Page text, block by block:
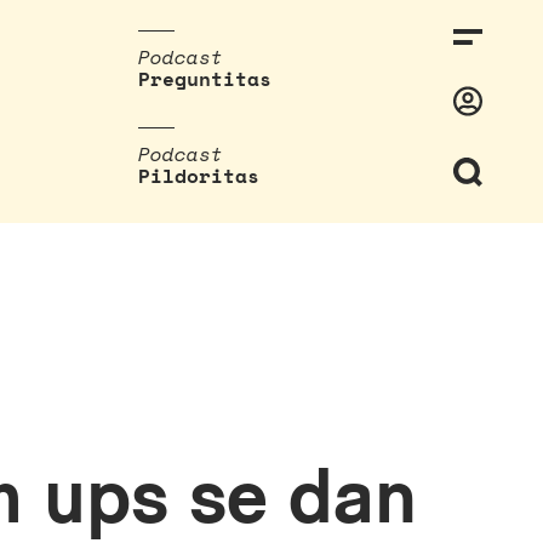
Podcast
Preguntitas
Podcast
Pildoritas
ups se dan